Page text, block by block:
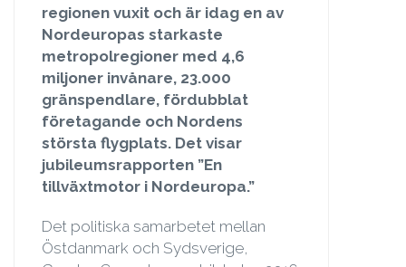
regionen vuxit och är idag en av
Nordeuropas starkaste
metropolregioner med 4,6
miljoner invånare, 23.000
gränspendlare, fördubblat
företagande och Nordens
största flygplats. Det visar
jubileumsrapporten ”En
tillväxtmotor i Nordeuropa.”
Det politiska samarbetet mellan
Östdanmark och Sydsverige,